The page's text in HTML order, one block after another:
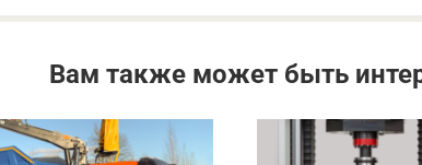
Вам также может быть